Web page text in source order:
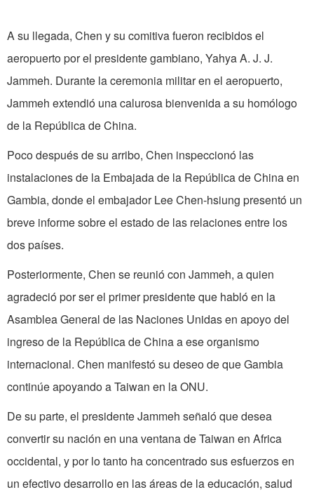
A su llegada, Chen y su comitiva fueron recibidos el
aeropuerto por el presidente gambiano, Yahya A. J. J.
Jammeh. Durante la ceremonia militar en el aeropuerto,
Jammeh extendió una calurosa bienvenida a su homólogo
de la República de China.
Poco después de su arribo, Chen inspeccionó las
instalaciones de la Embajada de la República de China en
Gambia, donde el embajador Lee Chen-hsiung presentó un
breve informe sobre el estado de las relaciones entre los
dos países.
Posteriormente, Chen se reunió con Jammeh, a quien
agradeció por ser el primer presidente que habló en la
Asamblea General de las Naciones Unidas en apoyo del
ingreso de la República de China a ese organismo
internacional. Chen manifestó su deseo de que Gambia
continúe apoyando a Taiwan en la ONU.
De su parte, el presidente Jammeh señaló que desea
convertir su nación en una ventana de Taiwan en Africa
occidental, y por lo tanto ha concentrado sus esfuerzos en
un efectivo desarrollo en las áreas de la educación, salud